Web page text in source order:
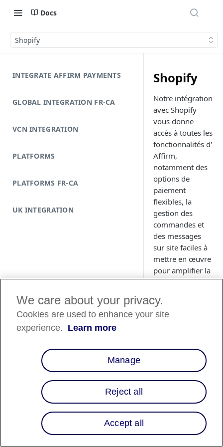
Docs
Shopify
INTEGRATE AFFIRM PAYMENTS
GLOBAL INTEGRATION FR-CA
VCN INTEGRATION
PLATFORMS
PLATFORMS FR-CA
UK INTEGRATION
Shopify
Notre intégration
avec Shopify
vous donne
accès à toutes les
fonctionnalités d'
Affirm,
notamment des
options de
paiement
flexibles, la
gestion des
commandes et
des messages
sur site faciles à
mettre en œuvre
pour amplifier la
sensibilisation et
es
Paiements
flexibles :
les options de
paiement
d'Affirm à la
de la caisse
We care about your privacy.
Cookies are used to enhance your site
experience. Learn more
Manage
Reject all
Accept all